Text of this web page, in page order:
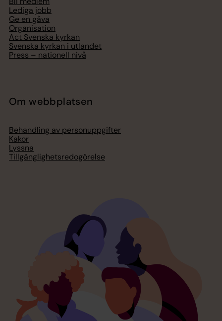
Lediga jobb
Ge en gåva
Organisation
Act Svenska kyrkan
Svenska kyrkan i utlandet
Press – nationell nivå
Om webbplatsen
Behandling av personuppgifter
Kakor
Lyssna
Tillgänglighetsredogörelse